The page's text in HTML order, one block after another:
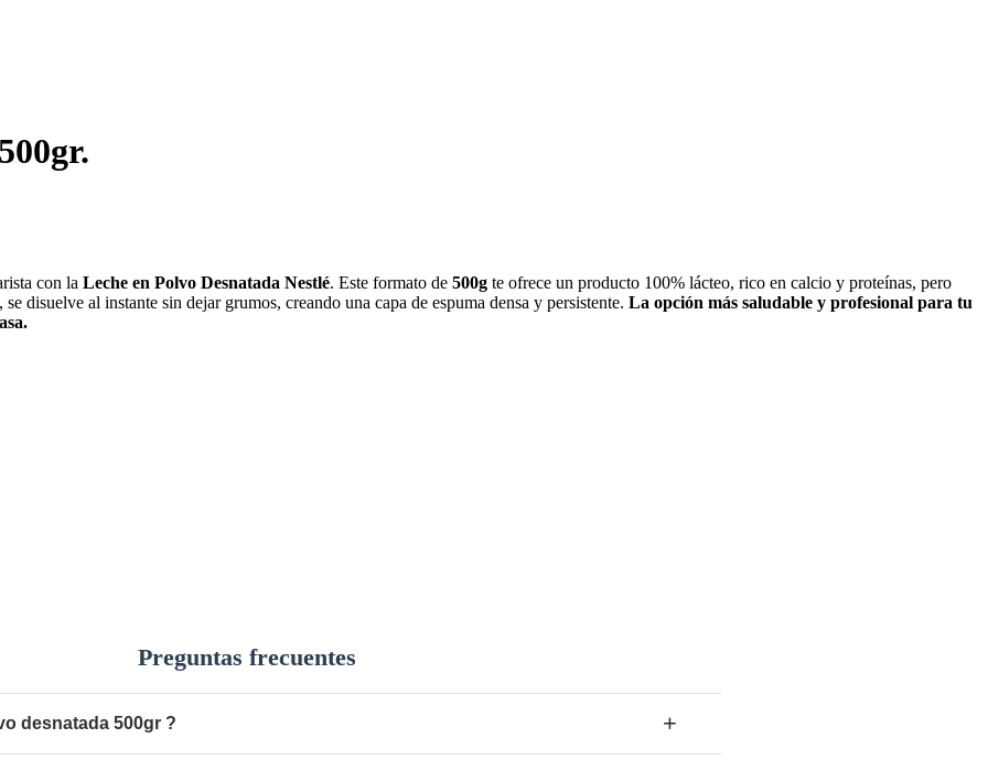
con la Leche en Polvo Desnatada Nestlé. Este formato de 500g te ofrece un producto 100% lácteo, rico en calcio y proteínas, pero
disuelve al instante sin dejar grumos, creando una capa de espuma densa y persistente. La opción más saludable y profesional para tu
Preguntas frecuentes
desnatada 500gr ? +